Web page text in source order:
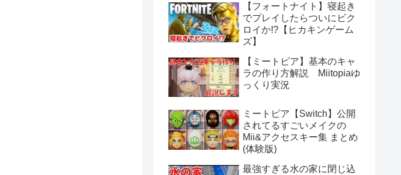
【フォートナイト】寝起き
でプレイしたらついにビク
ロイか!?【ヒカキンゲーム
ズ】
【ミートピア】基本のキャ
ラの作り方解説 Miitopiaゆ
っくり実況
ミートピア【Switch】公開
されてるすごいメイクの
Mii&アクセスキー集 まとめ
(体験版)
最強すぎる水の家に閉じ込